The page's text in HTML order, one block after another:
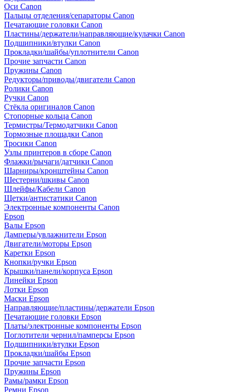
Оси Canon
Пальцы отделения/сепараторы Canon
Печатающие головки Canon
Пластины/держатели/направляющие/кулачки Canon
Подшипники/втулки Canon
Прокладки/шайбы/уплотнители Canon
Прочие запчасти Canon
Пружины Canon
Редукторы/приводы/двигатели Canon
Ролики Canon
Ручки Canon
Стёкла оригиналов Canon
Стопорные кольца Canon
Термистры/Термодатчики Canon
Тормозные площадки Canon
Тросики Canon
Узлы принтеров в сборе Canon
Флажки/рычаги/датчики Canon
Шарниры/кронштейны Canon
Шестерни/шкивы Canon
Шлейфы/Кабели Canon
Щетки/антистатики Canon
Электронные компоненты Canon
Epson
Валы Epson
Дамперы/увлажнители Epson
Двигатели/моторы Epson
Каретки Epson
Кнопки/ручки Epson
Крышки/панели/корпуса Epson
Линейки Epson
Лотки Epson
Маски Epson
Направляющие/пластины/держатели Epson
Печатающие головки Epson
Платы/электронные компоненты Epson
Поглотители чернил/памперсы Epson
Подшипники/втулки Epson
Прокладки/шайбы Epson
Прочие запчасти Epson
Пружины Epson
Рамы/рамки Epson
Ремни Epson